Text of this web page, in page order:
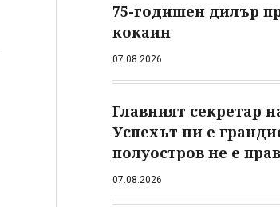
75-годишен дилър
кокаин
07.08.2026
Главният секретар
Успехът ни е
полуостров не е
07.08.2026